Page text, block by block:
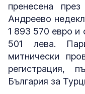
пренесена
Андреево
1 893 570 евро и
501 лева.
митнически
регистрация,
България за